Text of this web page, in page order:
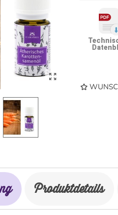
Produktdetails